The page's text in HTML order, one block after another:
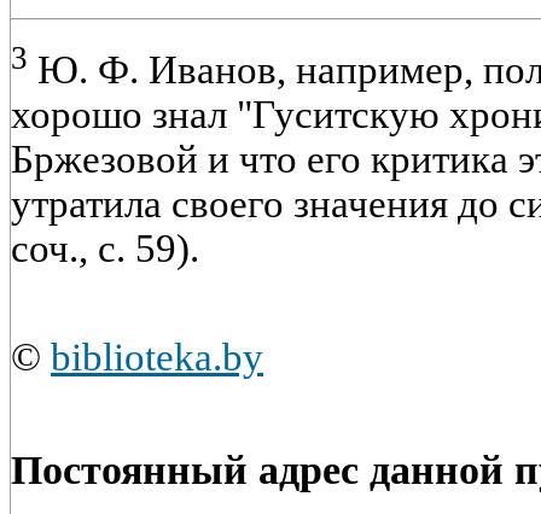
3 Ю. Ф. Иванов, например,
хорошо знал "Гуситскую
Бржезовой и что его критика
утратила своего значения
соч., с. 59).
© biblioteka.by
Постоянный адрес данной